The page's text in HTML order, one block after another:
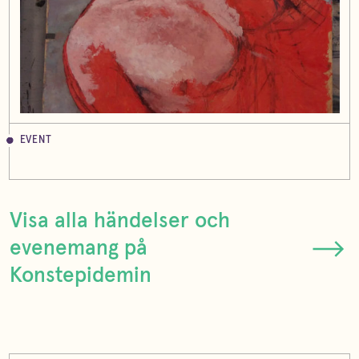
EVENT
Visa alla händelser och
evenemang på
Konstepidemin